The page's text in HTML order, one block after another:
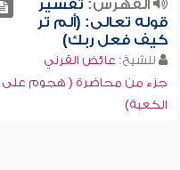
الفهرس: تفسير
قوله تعالى: (ألم تر
كيف فعل ربك)
للشيخ: عائض القرني
جزء من محاضرة ( هجوم على
الكعبة)